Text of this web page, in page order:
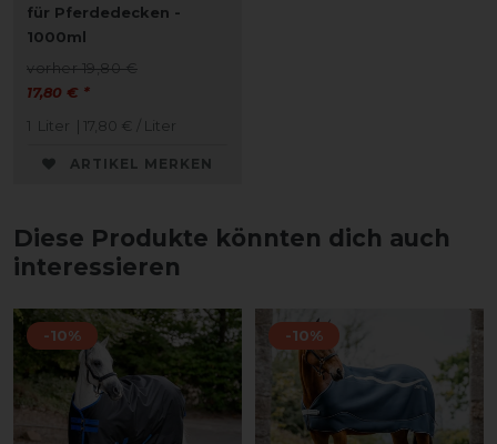
für Pferdedecken -
1000ml
vorher 19,80 €
17,80 € *
1 Liter | 17,80 € / Liter
ARTIKEL MERKEN
Diese Produkte könnten dich auch
interessieren
-10% -10%